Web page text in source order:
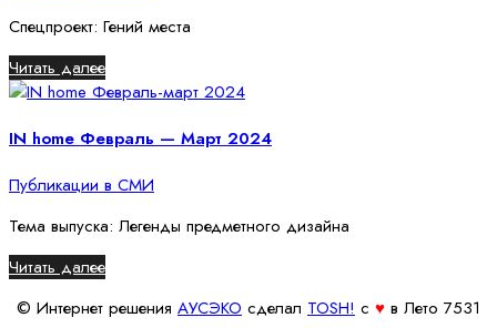
Спецпроект: Гений места
Читать далее
IN home Февраль — Март 2024
Публикации в СМИ
Тема выпуска: Легенды предметного дизайна
Читать далее
© Интернет решения АУСЭКО cделал TOSH! c ♥ в Лето 7531